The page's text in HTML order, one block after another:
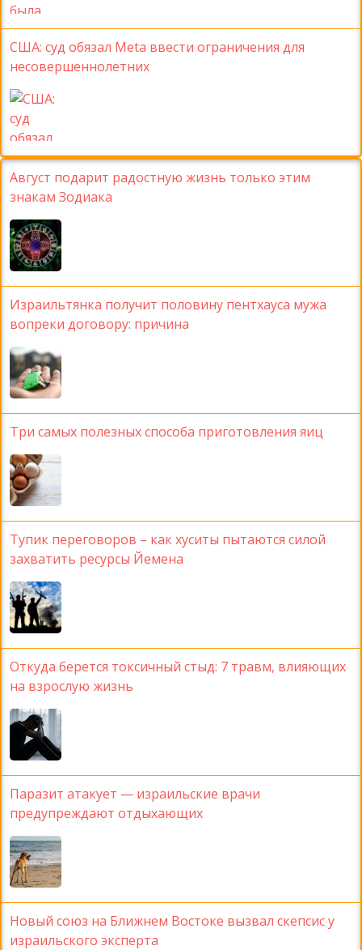
США: суд обязал Meta ввести ограничения для
несовершеннолетних
Август подарит радостную жизнь только этим
знакам Зодиака
Израильтянка получит половину пентхауса мужа
вопреки договору: причина
Три самых полезных способа приготовления яиц
Тупик переговоров – как хуситы пытаются силой
захватить ресурсы Йемена
Откуда берется токсичный стыд: 7 травм, влияющих
на взрослую жизнь
Паразит атакует — израильские врачи
предупреждают отдыхающих
Новый союз на Ближнем Востоке вызвал скепсис у
израильского эксперта